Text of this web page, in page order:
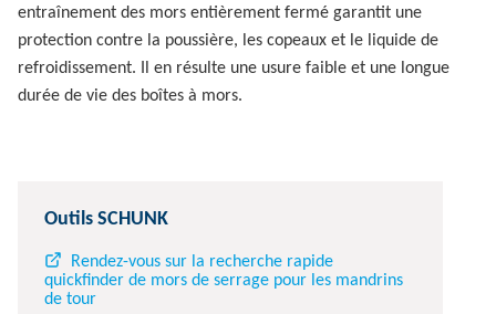
entraînement des mors entièrement fermé garantit une
protection contre la poussière, les copeaux et le liquide de
refroidissement. Il en résulte une usure faible et une longue
durée de vie des boîtes à mors.
Outils SCHUNK
Rendez-vous sur la recherche rapide
quickfinder de mors de serrage pour les mandrins
de tour